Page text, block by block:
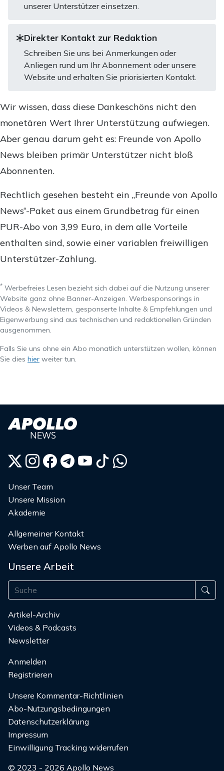
unserer Unterstützer einsetzen.
Direkter Kontakt zur Redaktion
Schreiben Sie uns bei Anmerkungen oder
Anliegen rund um Ihr Abonnement oder unsere
Website und erhalten Sie priorisierten Kontakt.
Wir wissen, dass diese Dankeschöns nicht den
monetären Wert Ihrer Unterstützung aufwiegen.
Aber genau darum geht es: Freunde von Apollo
News bleiben primär Unterstützer nicht bloß
Abonnenten.
Rechtlich gesehen besteht ein „Freunde von Apollo
News“-Paket aus einem Grundbetrag für einen
PUR-Abo von 3,99 Euro, in dem alle Vorteile
enthalten sind, sowie einer variablen freiwilligen
Unterstützer-Zahlung.
* Werbefreies Lesen bezieht sich dabei auf die Nutzung unserer
Website ganz ohne Banner-Anzeigen. Werbesponsorings in
Videos & Newslettern, gesponserte Inhalte & Empfehlungen und
Eigenwerbung sind aus technischen und redaktionellen Gründen
ausgenommen.
Falls Sie uns ohne ein Abo monatlich unterstützen wollen, können
Sie dies hier weiter tun.
Unser Team
Unsere Mission
Akademie
Allgemeiner Kontakt
Werben auf Apollo News
Unsere Arbeit
Artikel-Archiv
Videos & Podcasts
Newsletter
Anmelden
Registrieren
Unsere Kommentar-Richtlinien
Abo-Nutzungsbedingungen
Datenschutzerklärung
Impressum
Einwilligung Tracking widerrufen
© 2023 - 2026 Apollo News